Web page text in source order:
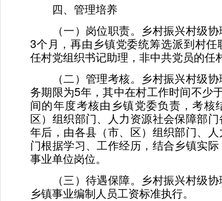
四、管理培养
（一）岗位职责。乡村振兴村级协
3个月，再由乡镇党委统筹选派到村
任村党组织书记助理，非中共党员的任
（二）管理考核。乡村振兴村级协
务期限为5年，其中在村工作时间不少
间的年度考核由乡镇党委负责，考核
区）组织部门、人力资源社会保障部
年后，由各县（市、区）组织部门、
门根据学习、工作经历，结合乡镇实
事业单位岗位。
（三）待遇保障。乡村振兴村级协
乡镇事业编制人员工资标准执行。